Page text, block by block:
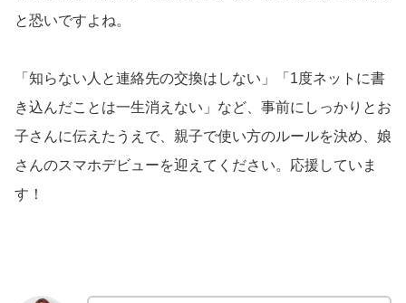
と恐いですよね。
「知らない人と連絡先の交換はしない」「1度ネットに書
き込んだことは一生消えない」など、事前にしっかりとお
子さんに伝えたうえで、親子で使い方のルールを決め、娘
さんのスマホデビューを迎えてください。応援していま
す！